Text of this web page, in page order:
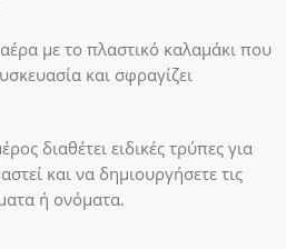
με το πλαστικό καλαμάκι που
και σφραγίζει
διαθέτει ειδικές τρύπες για
και να δημιουργήσετε τις
ή ονόματα.